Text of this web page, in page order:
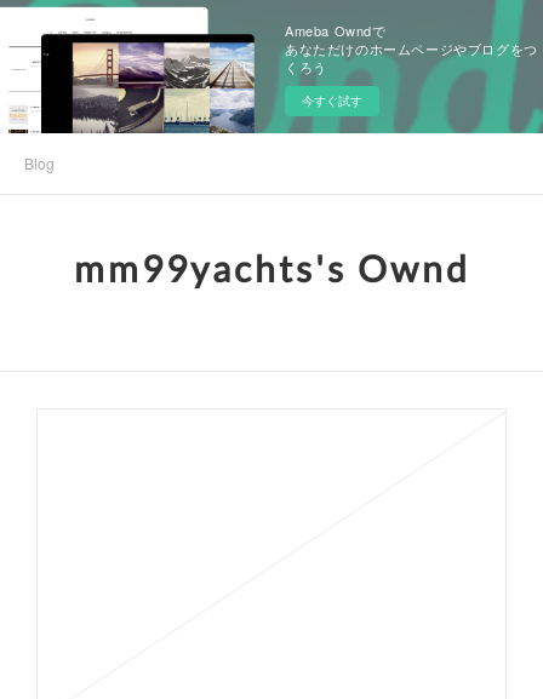
Ameba Owndで
あなただけのホームページやブログをつ
くろう
今すぐ試す
Blog
mm99yachts's Ownd